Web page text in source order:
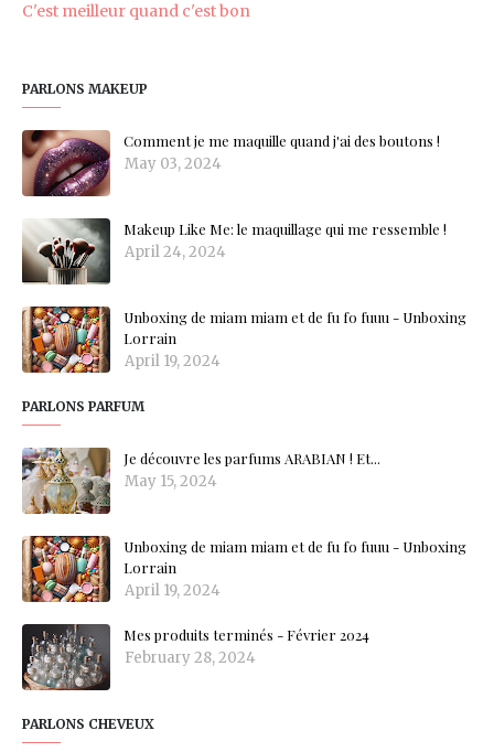
C'est meilleur quand c'est bon
PARLONS MAKEUP
Comment je me maquille quand j'ai des boutons !
May 03, 2024
Makeup Like Me: le maquillage qui me ressemble !
April 24, 2024
Unboxing de miam miam et de fu fo fuuu - Unboxing
Lorrain
April 19, 2024
PARLONS PARFUM
Je découvre les parfums ARABIAN ! Et...
May 15, 2024
Unboxing de miam miam et de fu fo fuuu - Unboxing
Lorrain
April 19, 2024
Mes produits terminés - Février 2024
February 28, 2024
PARLONS CHEVEUX